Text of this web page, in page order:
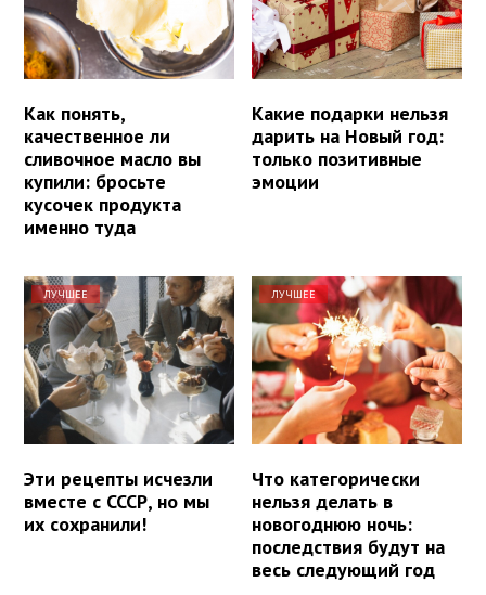
Как понять,
качественное ли
сливочное масло вы
купили: бросьте
кусочек продукта
именно туда
Какие подарки нельзя
дарить на Новый год:
только позитивные
эмоции
ЛУЧШЕЕ
Эти рецепты исчезли
вместе с СССР, но мы
их сохранили!
ЛУЧШЕЕ
Что категорически
нельзя делать в
новогоднюю ночь:
последствия будут на
весь следующий год